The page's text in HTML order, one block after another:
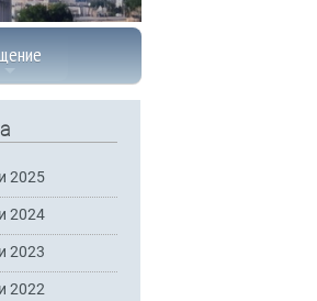
2025
2024
2023
2022